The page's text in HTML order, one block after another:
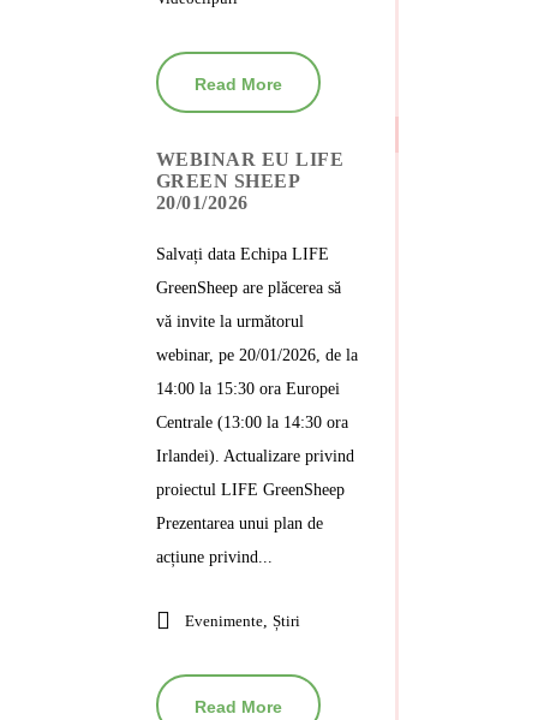
Read More
WEBINAR EU LIFE
GREEN SHEEP
20/01/2026
Salvați data Echipa LIFE
GreenSheep are plăcerea să
vă invite la următorul
webinar, pe 20/01/2026, de la
14:00 la 15:30 ora Europei
Centrale (13:00 la 14:30 ora
Irlandei). Actualizare privind
proiectul LIFE GreenSheep
Prezentarea unui plan de
acțiune privind...
Evenimente, Știri
Read More